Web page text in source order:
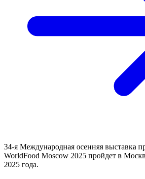
34-я Международная осенняя выставка
WorldFood Moscow 2025 пройдет в
2025 года.